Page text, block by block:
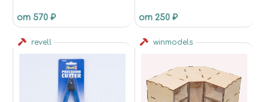
от 570 ₽ от 250 ₽
revell winmodels